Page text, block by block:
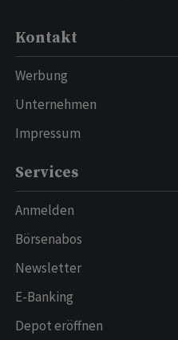
Kontakt
Werbung
Unternehmen
Impressum
Services
Anmelden
Börsenabos
Newsletter
E-Banking
Depot eröffnen